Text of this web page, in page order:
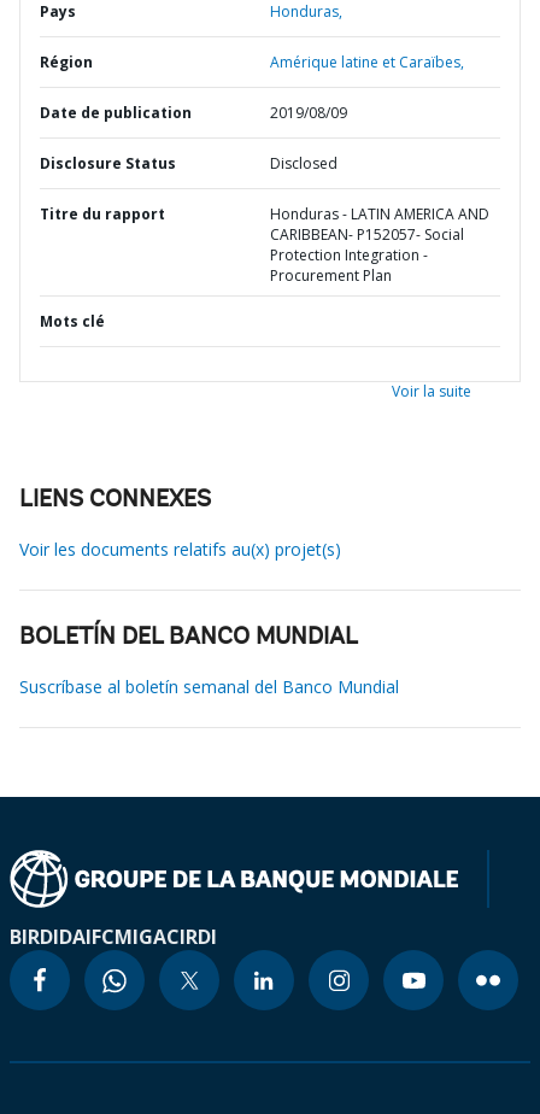
Pays Honduras,
Région Amérique latine et Caraïbes,
Date de publication 2019/08/09
Disclosure Status Disclosed
Titre du rapport
Honduras - LATIN AMERICA AND
CARIBBEAN- P152057- Social
Protection Integration -
Procurement Plan
Mots clé
Voir la suite
LIENS CONNEXES
Voir les documents relatifs au(x) projet(s)
BOLETÍN DEL BANCO MUNDIAL
Suscríbase al boletín semanal del Banco Mundial
BIRDIDAIFCMIGACIRDI